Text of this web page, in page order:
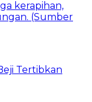
Tertibkan